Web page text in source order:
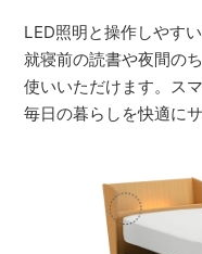
LED照明と操作しやす
就寝前の読書や夜間の
使いいただけます。ス
毎日の暮らしを快適に